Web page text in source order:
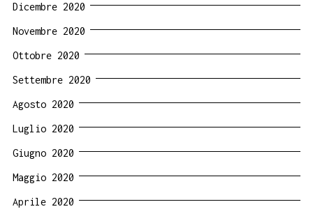
Dicembre 2020
Novembre 2020
Ottobre 2020
Settembre 2020
Agosto 2020
Luglio 2020
Giugno 2020
Maggio 2020
Aprile 2020